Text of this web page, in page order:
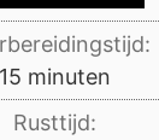
15minuten
minuten
Rusttijd: